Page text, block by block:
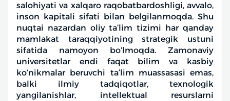
salohiyati va xalqaro raqobatbardoshligi, avvalo,
inson kapitali sifati bilan belgilanmoqda. Shu
nuqtai nazardan oliy ta’lim tizimi har qanday
mamlakat taraqqiyotining strategik ustuni
sifatida namoyon bo‘lmoqda. Zamonaviy
universitetlar endi faqat bilim va kasbiy
ko‘nikmalar beruvchi ta’lim muassasasi emas,
balki ilmiy tadqiqotlar, texnologik
yangilanishlar, intellektual resurslarni